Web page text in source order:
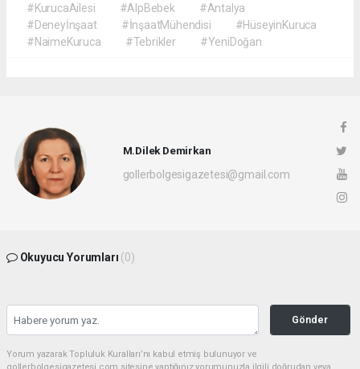
#KurucaAilesi
#AlpBebek
#Antalya
#Deneyİnşaat
#İnşaatMühendisi
#HüseyinKuruca
#NaimeKuruca
#Tebrikler #YeniDoğan
M.Dilek Demirkan
gollerbolgesigazetesi@gmail.com
Okuyucu Yorumları (0)
Gönder
Yorum yazarak Topluluk Kuralları’nı kabul etmiş bulunuyor ve
gollerbolgesigazetesi.com sitesine yaptığınız yorumunuzla ilgili doğrudan veya